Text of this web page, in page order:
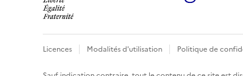
Licences Modalités d'utilisation Politique de